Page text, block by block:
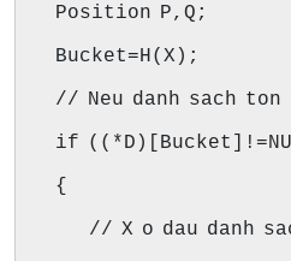
Position P,Q;
Bucket=H(X);
// Neu danh sach
if
{
// X o dau danh